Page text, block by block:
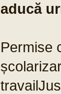
aducă
Permise